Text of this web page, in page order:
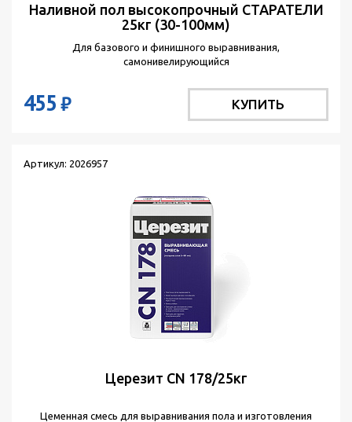
Наливной пол высокопрочный СТАРАТЕЛИ
25кг (30-100мм)
Для базового и финишного выравнивания,
самонивелирующийся
455₽ КУПИТЬ
Артикул: 2026957
Церезит CN 178/25кг
Цеменная смесь для выравнивания пола и изготовления